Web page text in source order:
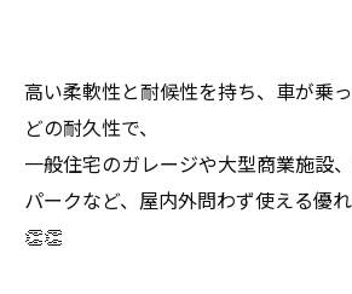
高い柔軟性と耐候性を持ち、車が乗
どの耐久性で、
一般住宅のガレージや大型商業施設
パークなど、屋内外問わず使える優
👏👏